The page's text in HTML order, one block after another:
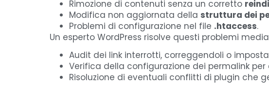
Rimozione di contenuti senza un corretto
Modifica non aggiornata della struttura dei
Problemi di configurazione nel file .htaccess.
Un esperto WordPress risolve questi problemi
Audit dei link interrotti, correggendoli o
Verifica della configurazione dei permalink per
Risoluzione di eventuali conflitti di plugin che